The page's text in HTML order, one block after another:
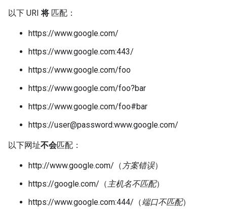
以下 URI将 匹配：
https://www.google.com/
https://www.google.com:443/
https://www.google.com/foo
https://www.google.com/foo?bar
https://www.google.com/foo#bar
https://user@password:www.google.com/
以下网址不会匹配：
http://www.google.com/（ 方案错误）
https://google.com/（ 主机名不匹配）
https://www.google.com:444/（端口不匹配）